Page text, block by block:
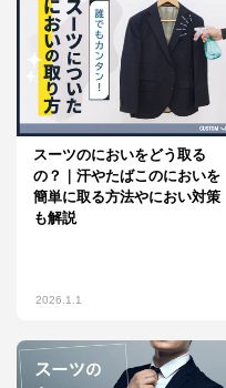
スーツのにおいをどう取る
の？｜汗やたばこのにおいを
簡単に取る方法やにおい対策
も解説
2026.1.1